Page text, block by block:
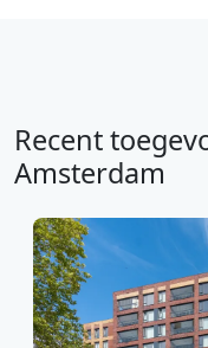
Recent
Amsterdam